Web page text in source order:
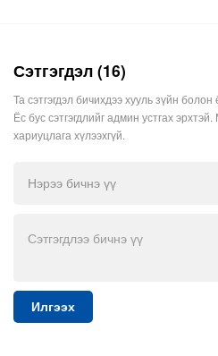
Сэтгэгдэл (16)
Та сэтгэгдэл бичихдээ хууль зүйн
Ёс бус сэтгэгдлийг админ устгах
хариуцлага хүлээхгүй.
Илгээх